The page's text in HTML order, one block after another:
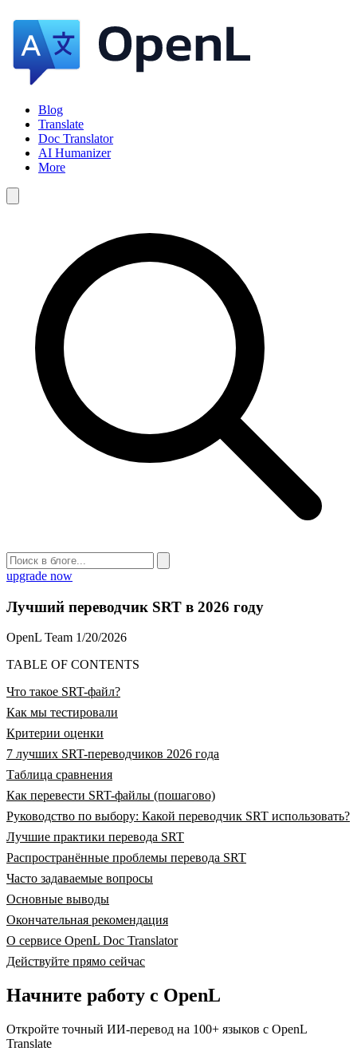
Blog
Translate
Doc Translator
AI Humanizer
More
upgrade now
Лучший переводчик SRT в 2026 году
OpenL Team 1/20/2026
TABLE OF CONTENTS
Что такое SRT-файл?
Как мы тестировали
Критерии оценки
7 лучших SRT-переводчиков 2026 года
Таблица сравнения
Как перевести SRT-файлы (пошагово)
Руководство по выбору: Какой переводчик SRT использовать?
Лучшие практики перевода SRT
Распространённые проблемы перевода SRT
Часто задаваемые вопросы
Основные выводы
Окончательная рекомендация
О сервисе OpenL Doc Translator
Действуйте прямо сейчас
Начните работу с OpenL
Откройте точный ИИ-перевод на 100+ языков с OpenL
Translate